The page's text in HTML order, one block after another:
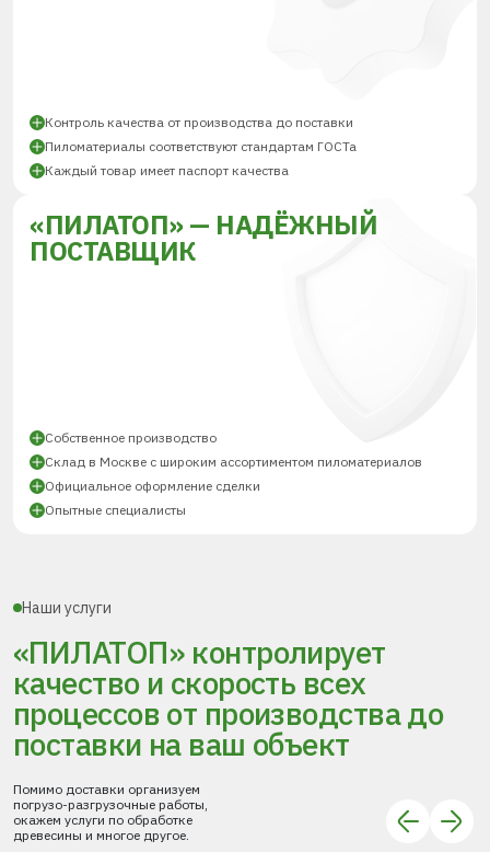
Контроль качества от производства до поставки
Пиломатериалы соответствуют стандартам ГОСТа
Каждый товар имеет паспорт качества
«ПИЛАТОП» — НАДЁЖНЫЙ
ПОСТАВЩИК
Собственное производство
Склад в Москве с широким ассортиментом пиломатериалов
Официальное оформление сделки
Опытные специалисты
Наши услуги
«ПИЛАТОП» контролирует
качество и скорость всех
процессовот производства до
поставки на ваш объект
Помимо доставки организуем
погрузо-разгрузочные работы,
окажем услуги по обработке
древесины и многое другое.